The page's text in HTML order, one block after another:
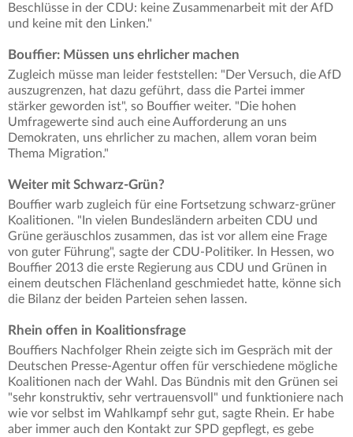
Beschlüsse in der CDU: keine Zusammenarbeit mit der AfD
und keine mit den Linken."
Bouffier: Müssen uns ehrlicher machen
Zugleich müsse man leider feststellen: "Der Versuch, die AfD
auszugrenzen, hat dazu geführt, dass die Partei immer
stärker geworden ist", so Bouffier weiter. "Die hohen
Umfragewerte sind auch eine Aufforderung an uns
Demokraten, uns ehrlicher zu machen, allem voran beim
Thema Migration."
Weiter mit Schwarz-Grün?
Bouffier warb zugleich für eine Fortsetzung schwarz-grüner
Koalitionen. "In vielen Bundesländern arbeiten CDU und
Grüne geräuschlos zusammen, das ist vor allem eine Frage
von guter Führung", sagte der CDU-Politiker. In Hessen, wo
Bouffier 2013 die erste Regierung aus CDU und Grünen in
einem deutschen Flächenland geschmiedet hatte, könne sich
die Bilanz der beiden Parteien sehen lassen.
Rhein offen in Koalitionsfrage
Bouffiers Nachfolger Rhein zeigte sich im Gespräch mit der
Deutschen Presse-Agentur offen für verschiedene mögliche
Koalitionen nach der Wahl. Das Bündnis mit den Grünen sei
"sehr konstruktiv, sehr vertrauensvoll" und funktioniere nach
wie vor selbst im Wahlkampf sehr gut, sagte Rhein. Er habe
aber immer auch den Kontakt zur SPD gepflegt, es gebe